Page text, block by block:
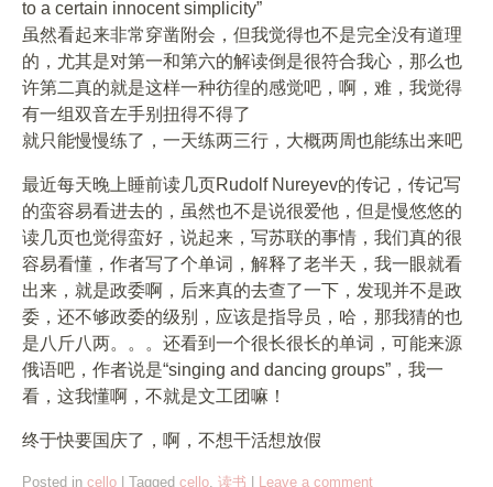
to a certain innocent simplicity”
虽然看起来非常穿凿附会，但我觉得也不是完全没有道理
的，尤其是对第一和第六的解读倒是很符合我心，那么也
许第二真的就是这样一种彷徨的感觉吧，啊，难，我觉得
有一组双音左手别扭得不得了
就只能慢慢练了，一天练两三行，大概两周也能练出来吧
最近每天晚上睡前读几页Rudolf Nureyev的传记，传记写
的蛮容易看进去的，虽然也不是说很爱他，但是慢悠悠的
读几页也觉得蛮好，说起来，写苏联的事情，我们真的很
容易看懂，作者写了个单词，解释了老半天，我一眼就看
出来，就是政委啊，后来真的去查了一下，发现并不是政
委，还不够政委的级别，应该是指导员，哈，那我猜的也
是八斤八两。。。还看到一个很长很长的单词，可能来源
俄语吧，作者说是“singing and dancing groups”，我一
看，这我懂啊，不就是文工团嘛！
终于快要国庆了，啊，不想干活想放假
Posted in cello Tagged cello, 读书 Leave a comment